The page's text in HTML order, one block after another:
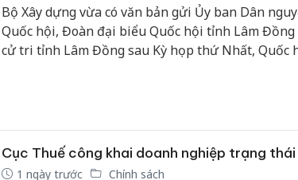
Bộ Xây dựng vừa có văn bản gửi Ủy ban Dân
Quốc hội, Đoàn đại biểu Quốc hội tỉnh Lâm
cử tri tỉnh Lâm Đồng sau Kỳ họp thứ Nhất, Quốc
Cục Thuế công khai doanh nghiệp trạng
1 ngày trước Chính sách